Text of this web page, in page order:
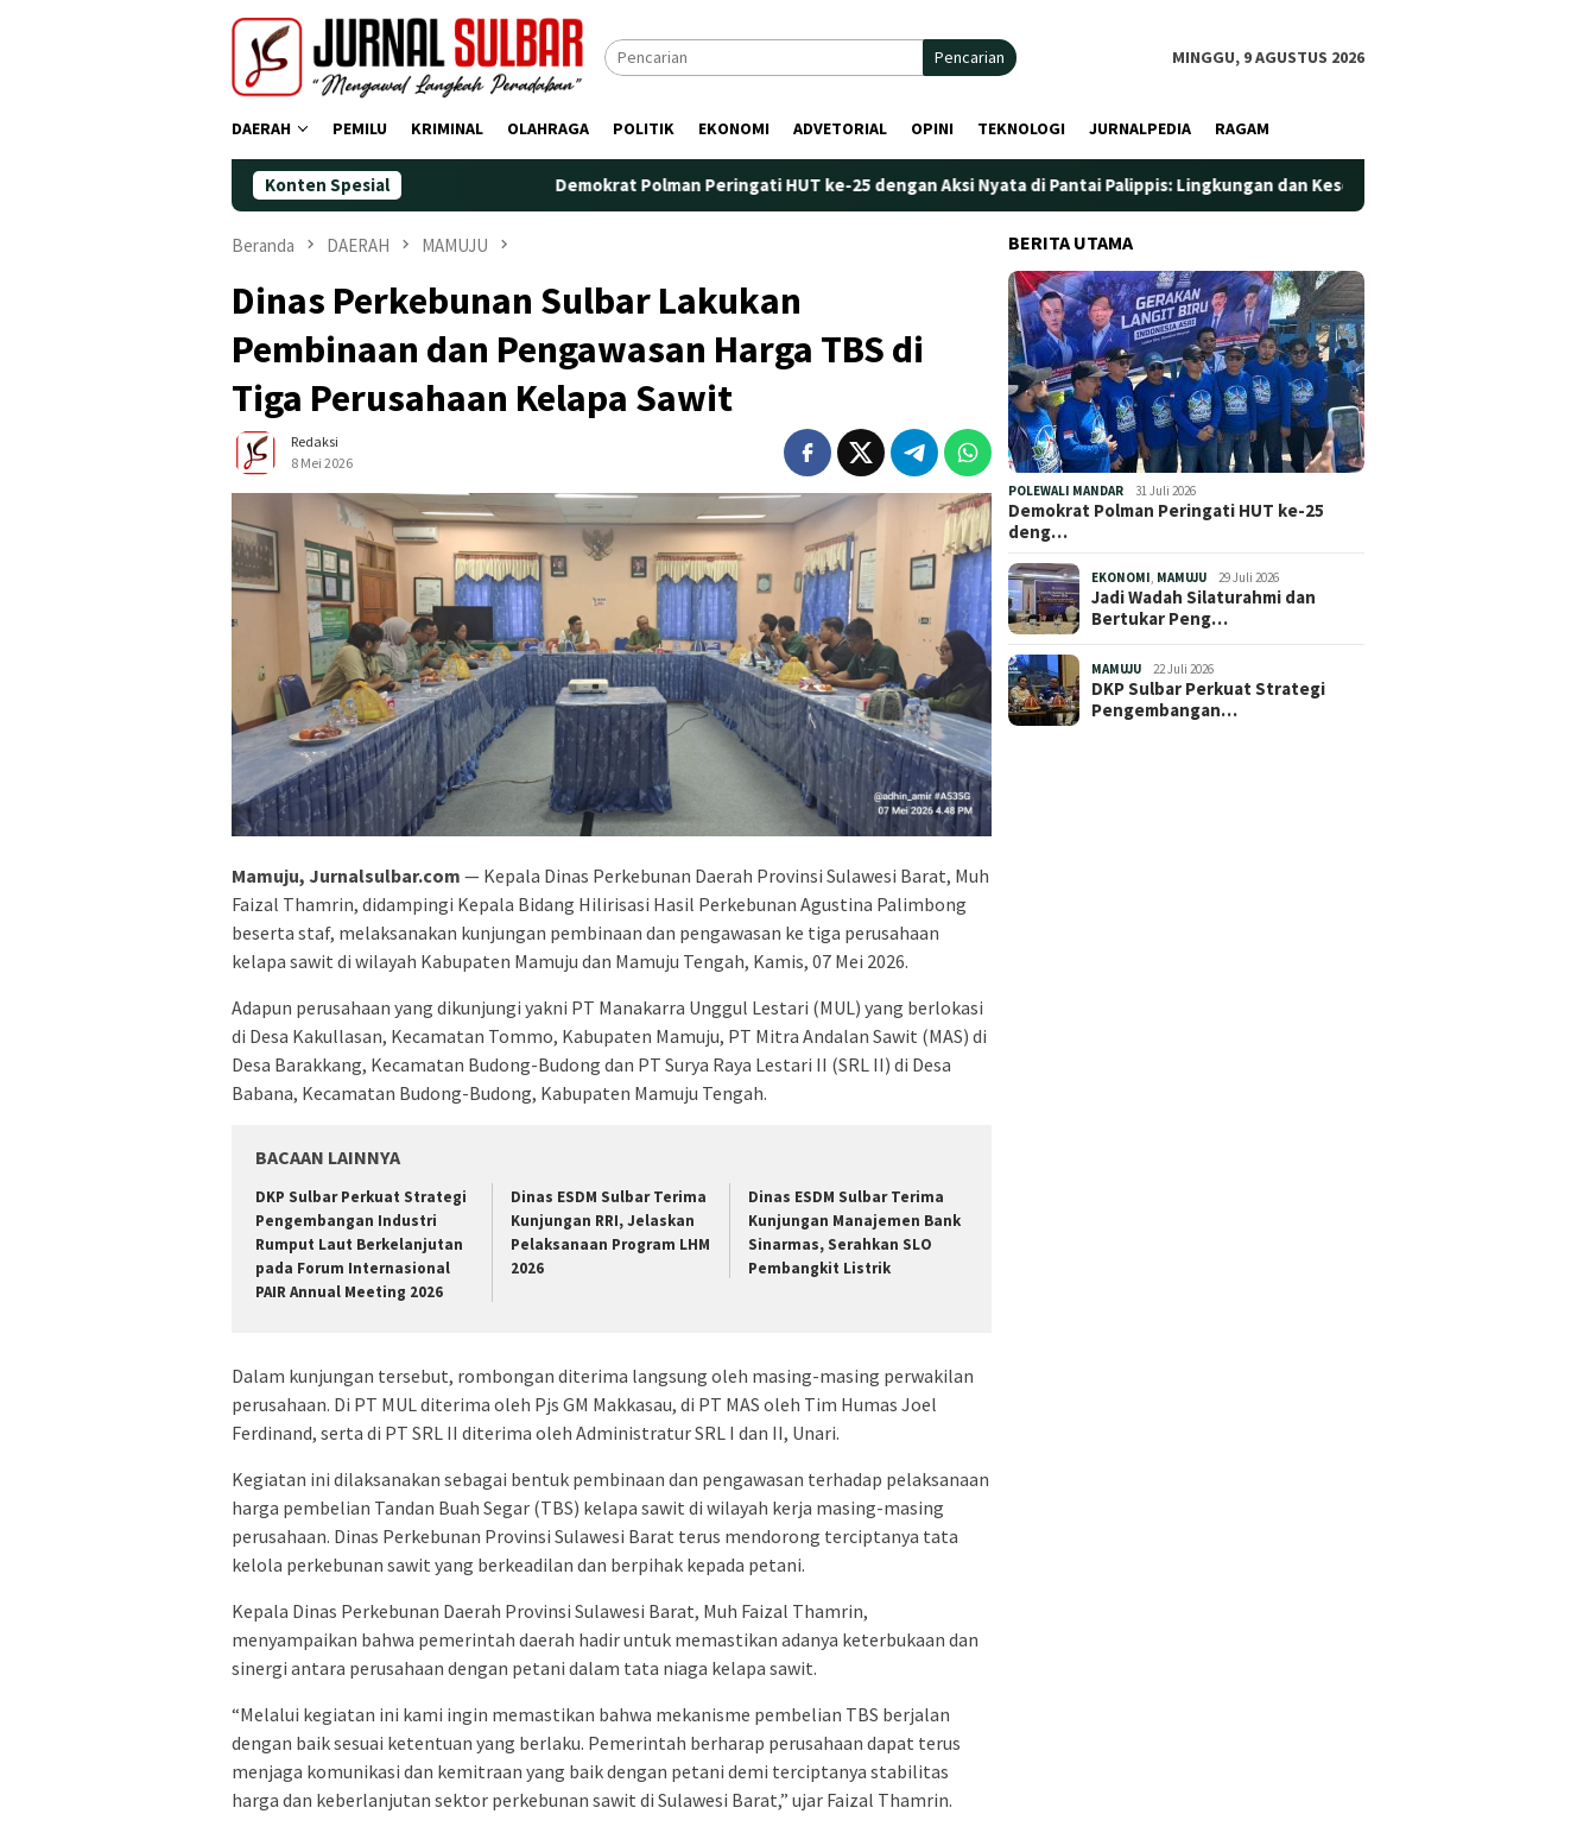
Pencarian MINGGU, 9 AGUSTUS 2026
DAERAH PEMILU KRIMINAL OLAHRAGA POLITIK EKONOMI ADVETORIAL OPINI TEKNOLOGI JURNALPEDIA RAGAM
Konten Spesial Demokrat Polman Peringati HUT ke-25 dengan Aksi Nyata di Pantai Palippis: Lingkungan dan Kesehatan Jadi Prioritas
Beranda DAERAH MAMUJU
Dinas Perkebunan Sulbar Lakukan
Pembinaan dan Pengawasan Harga TBS di
Tiga Perusahaan Kelapa Sawit
Redaksi
8 Mei 2026
Mamuju, Jurnalsulbar.com — Kepala Dinas Perkebunan Daerah Provinsi Sulawesi Barat, Muh
Faizal Thamrin, didampingi Kepala Bidang Hilirisasi Hasil Perkebunan Agustina Palimbong
beserta staf, melaksanakan kunjungan pembinaan dan pengawasan ke tiga perusahaan
kelapa sawit di wilayah Kabupaten Mamuju dan Mamuju Tengah, Kamis, 07 Mei 2026.
Adapun perusahaan yang dikunjungi yakni PT Manakarra Unggul Lestari (MUL) yang berlokasi
di Desa Kakullasan, Kecamatan Tommo, Kabupaten Mamuju, PT Mitra Andalan Sawit (MAS) di
Desa Barakkang, Kecamatan Budong-Budong dan PT Surya Raya Lestari II (SRL II) di Desa
Babana, Kecamatan Budong-Budong, Kabupaten Mamuju Tengah.
BACAAN LAINNYA
DKP Sulbar Perkuat Strategi
Pengembangan Industri
Rumput Laut Berkelanjutan
pada Forum Internasional
PAIR Annual Meeting 2026
Dinas ESDM Sulbar Terima
Kunjungan RRI, Jelaskan
Pelaksanaan Program LHM
2026
Dinas ESDM Sulbar Terima
Kunjungan Manajemen Bank
Sinarmas, Serahkan SLO
Pembangkit Listrik
Dalam kunjungan tersebut, rombongan diterima langsung oleh masing-masing perwakilan
perusahaan. Di PT MUL diterima oleh Pjs GM Makkasau, di PT MAS oleh Tim Humas Joel
Ferdinand, serta di PT SRL II diterima oleh Administratur SRL I dan II, Unari.
Kegiatan ini dilaksanakan sebagai bentuk pembinaan dan pengawasan terhadap pelaksanaan
harga pembelian Tandan Buah Segar (TBS) kelapa sawit di wilayah kerja masing-masing
perusahaan. Dinas Perkebunan Provinsi Sulawesi Barat terus mendorong terciptanya tata
kelola perkebunan sawit yang berkeadilan dan berpihak kepada petani.
Kepala Dinas Perkebunan Daerah Provinsi Sulawesi Barat, Muh Faizal Thamrin,
menyampaikan bahwa pemerintah daerah hadir untuk memastikan adanya keterbukaan dan
sinergi antara perusahaan dengan petani dalam tata niaga kelapa sawit.
“Melalui kegiatan ini kami ingin memastikan bahwa mekanisme pembelian TBS berjalan
dengan baik sesuai ketentuan yang berlaku. Pemerintah berharap perusahaan dapat terus
menjaga komunikasi dan kemitraan yang baik dengan petani demi terciptanya stabilitas
harga dan keberlanjutan sektor perkebunan sawit di Sulawesi Barat,” ujar Faizal Thamrin.
BERITA UTAMA
POLEWALI MANDAR 31 Juli 2026
Demokrat Polman Peringati HUT ke-25
deng…
EKONOMI MAMUJU 29 Juli 2026
Jadi Wadah Silaturahmi dan
Bertukar Peng…
MAMUJU 22 Juli 2026
DKP Sulbar Perkuat Strategi
Pengembangan…